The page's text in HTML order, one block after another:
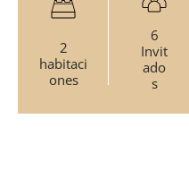
2
habitaci
ones
6
Invit
ado
s